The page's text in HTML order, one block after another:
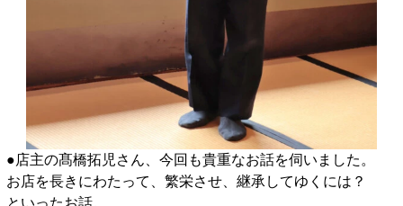
●店主の髙橋拓児さん、今回も貴重なお話を伺いました。
お店を長きにわたって、繁栄させ、継承してゆくには？
といったお話。